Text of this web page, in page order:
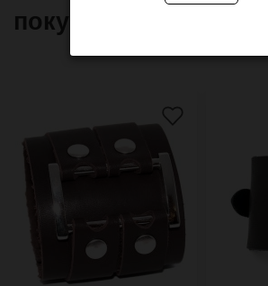
покупают